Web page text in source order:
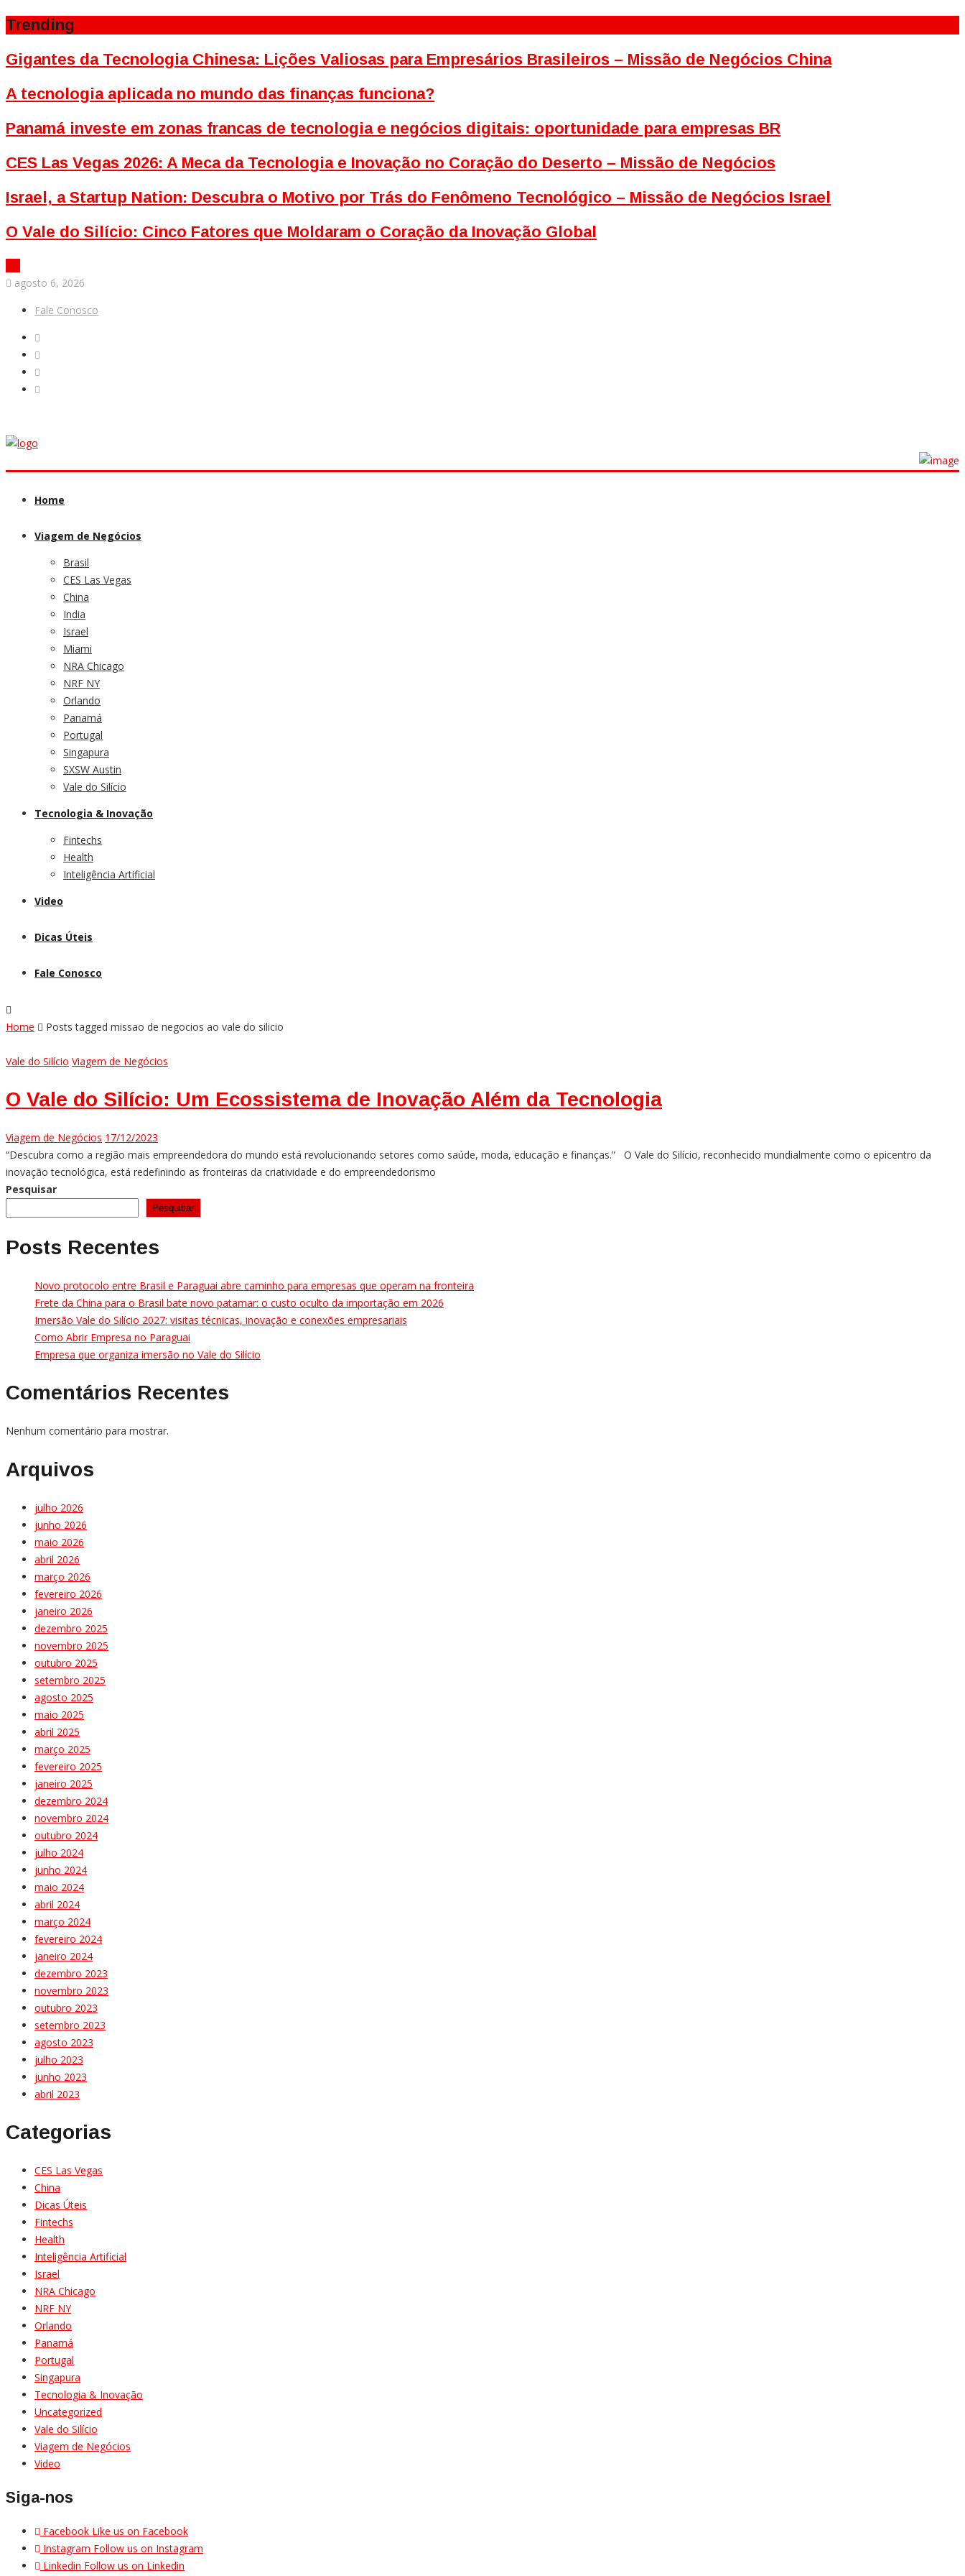
Trending
Gigantes da Tecnologia Chinesa: Lições Valiosas para Empresários Brasileiros – Missão de Negócios China
A tecnologia aplicada no mundo das finanças funciona?
Panamá investe em zonas francas de tecnologia e negócios digitais: oportunidade para empresas BR
CES Las Vegas 2026: A Meca da Tecnologia e Inovação no Coração do Deserto – Missão de Negócios
Israel, a Startup Nation: Descubra o Motivo por Trás do Fenômeno Tecnológico – Missão de Negócios Israel
O Vale do Silício: Cinco Fatores que Moldaram o Coração da Inovação Global
agosto 6, 2026
Fale Conosco
Home
Viagem de Negócios
Brasil
CES Las Vegas
China
India
Israel
Miami
NRA Chicago
NRF NY
Orlando
Panamá
Portugal
Singapura
SXSW Austin
Vale do Silício
Tecnologia & Inovação
Fintechs
Health
Inteligência Artificial
Video
Dicas Úteis
Fale Conosco
Home Posts tagged missao de negocios ao vale do silicio
Vale do Silício Viagem de Negócios
O Vale do Silício: Um Ecossistema de Inovação Além da Tecnologia
Viagem de Negócios 17/12/2023
“Descubra como a região mais empreendedora do mundo está revolucionando setores como saúde, moda, educação e finanças.” O Vale do Silício, reconhecido mundialmente como o epicentro da
inovação tecnológica, está redefinindo as fronteiras da criatividade e do empreendedorismo
Pesquisar
Pesquisar
Posts Recentes
Novo protocolo entre Brasil e Paraguai abre caminho para empresas que operam na fronteira
Frete da China para o Brasil bate novo patamar: o custo oculto da importação em 2026
Imersão Vale do Silício 2027: visitas técnicas, inovação e conexões empresariais
Como Abrir Empresa no Paraguai
Empresa que organiza imersão no Vale do Silício
Comentários Recentes
Nenhum comentário para mostrar.
Arquivos
julho 2026
junho 2026
maio 2026
abril 2026
março 2026
fevereiro 2026
janeiro 2026
dezembro 2025
novembro 2025
outubro 2025
setembro 2025
agosto 2025
maio 2025
abril 2025
março 2025
fevereiro 2025
janeiro 2025
dezembro 2024
novembro 2024
outubro 2024
julho 2024
junho 2024
maio 2024
abril 2024
março 2024
fevereiro 2024
janeiro 2024
dezembro 2023
novembro 2023
outubro 2023
setembro 2023
agosto 2023
julho 2023
junho 2023
abril 2023
Categorias
CES Las Vegas
China
Dicas Úteis
Fintechs
Health
Inteligência Artificial
Israel
NRA Chicago
NRF NY
Orlando
Panamá
Portugal
Singapura
Tecnologia & Inovação
Uncategorized
Vale do Silício
Viagem de Negócios
Video
Siga-nos
Facebook Like us on Facebook
Instagram Follow us on Instagram
Linkedin Follow us on Linkedin